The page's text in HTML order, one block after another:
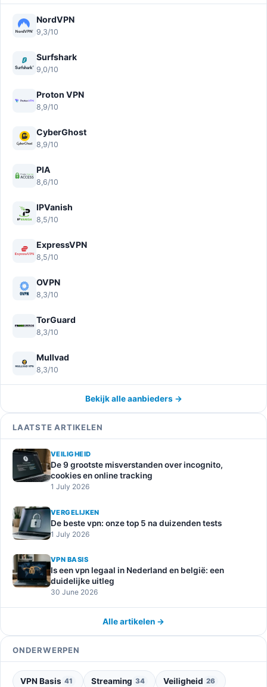
NordVPN
9,3/10
Surfshark
9,0/10
Proton VPN
8,9/10
CyberGhost
8,9/10
PIA
8,6/10
IPVanish
8,5/10
ExpressVPN
8,5/10
OVPN
8,3/10
TorGuard
8,3/10
Mullvad
8,3/10
Bekijk alle aanbieders →
LAATSTE ARTIKELEN
VEILIGHEID
De 9 grootste misverstanden over incognito,
cookies en online tracking
1 July 2026
VERGELIJKEN
De beste vpn: onze top 5 na duizenden tests
1 July 2026
VPN BASIS
Is een vpn legaal in Nederland en belgië: een
duidelijke uitleg
30 June 2026
Alle artikelen →
ONDERWERPEN
VPN Basis 41 Streaming 34 Veiligheid 26